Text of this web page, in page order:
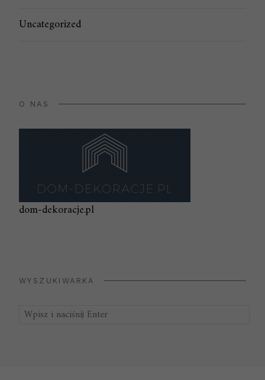
Uncategorized
O NAS
dom-dekoracje.pl
WYSZUKIWARKA
Szukaj: